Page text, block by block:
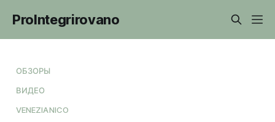
ProIntegrirovano
ОБЗОРЫ
ВИДЕО
VENEZIANICO